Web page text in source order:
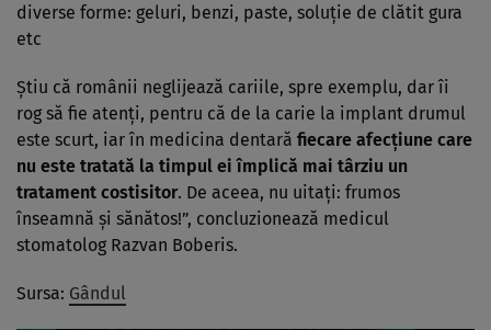
diverse forme: geluri, benzi, paste, soluţie de clătit gura
etc
Ştiu că românii neglijează cariile, spre exemplu, dar îi
rog să fie atenţi, pentru că de la carie la implant drumul
este scurt, iar în medicina dentară fiecare afecţiune care
nu este tratată la timpul ei împlică mai târziu un
tratament costisitor. De aceea, nu uitaţi: frumos
înseamnă şi sănătos!”, concluzionează medicul
stomatolog Razvan Boberis.
Sursa: Gândul